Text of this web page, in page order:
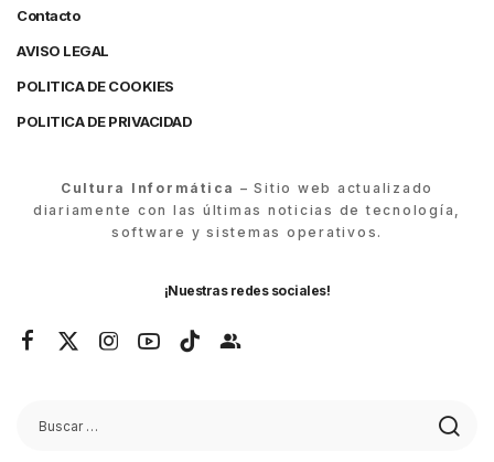
Contacto
AVISO LEGAL
POLITICA DE COOKIES
POLITICA DE PRIVACIDAD
Cultura Informática – Sitio web actualizado
diariamente con las últimas noticias de tecnología,
software y sistemas operativos.
¡Nuestras redes sociales!